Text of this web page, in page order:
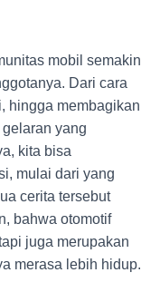
mobil semakin
Dari cara
hingga membagikan
yang
kita bisa
mulai dari yang
cerita tersebut
bahwa otomotif
juga merupakan
merasa lebih hidup.